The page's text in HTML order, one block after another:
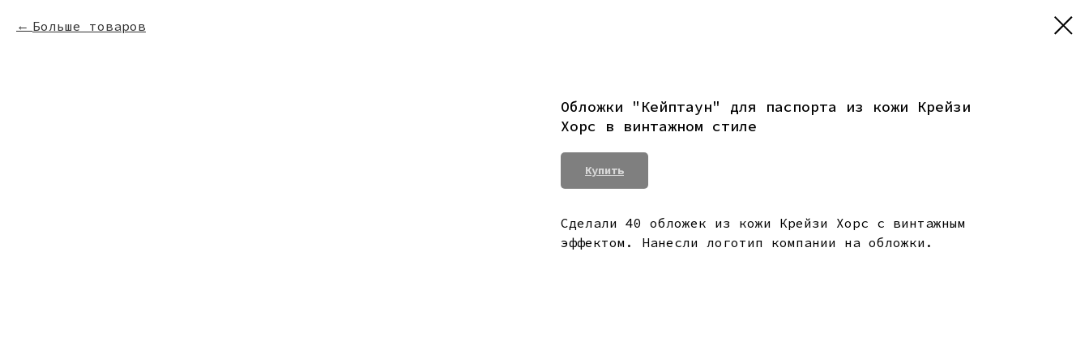
Больше товаров
Обложки "Кейптаун" для паспорта из кожи Крейзи
Хорс в винтажном стиле
Купить
Сделали 40 обложек из кожи Крейзи Хорс с винтажным
эффектом. Нанесли логотип компании на обложки.